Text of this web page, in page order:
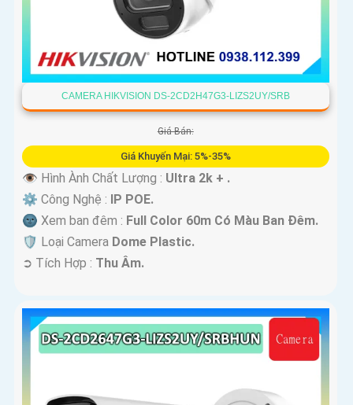
CAMERA HIKVISION DS-2CD2H47G3-LIZS2UY/SRB
Giá Bán:
Giá Khuyến Mại: 5%-35%
👁 Hình Ành Chất Lượng : Ultra 2k + .
⚙ Công Nghệ : IP POE.
🌚 Xem ban đêm : Full Color 60m Có Màu Ban Ðêm.
🛡 Loại Camera Dome Plastic.
️➲ Tích Hợp : Thu Âm.